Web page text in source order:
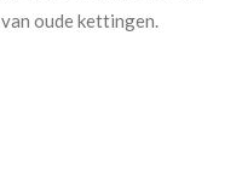
van oude kettingen.